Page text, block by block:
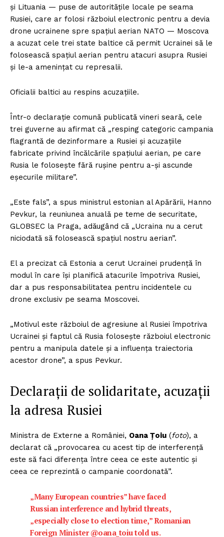
și Lituania — puse de autoritățile locale pe seama
Rusiei, care ar folosi războiul electronic pentru a devia
drone ucrainene spre spațiul aerian NATO — Moscova
a acuzat cele trei state baltice că permit Ucrainei să le
folosească spațiul aerian pentru atacuri asupra Rusiei
și le-a amenințat cu represalii.
Oficialii baltici au respins acuzațiile.
Într-o declarație comună publicată vineri seară, cele
trei guverne au afirmat că „resping categoric campania
flagrantă de dezinformare a Rusiei și acuzațiile
fabricate privind încălcările spațiului aerian, pe care
Rusia le folosește fără rușine pentru a-și ascunde
eșecurile militare”.
„Este fals”, a spus ministrul estonian al Apărării, Hanno
Pevkur, la reuniunea anuală pe teme de securitate,
GLOBSEC la Praga, adăugând că „Ucraina nu a cerut
niciodată să folosească spațiul nostru aerian”.
El a precizat că Estonia a cerut Ucrainei prudență în
modul în care își planifică atacurile împotriva Rusiei,
dar a pus responsabilitatea pentru incidentele cu
drone exclusiv pe seama Moscovei.
„Motivul este războiul de agresiune al Rusiei împotriva
Ucrainei și faptul că Rusia folosește războiul electronic
pentru a manipula datele și a influența traiectoria
acestor drone”, a spus Pevkur.
Declarații de solidaritate, acuzații
la adresa Rusiei
Ministra de Externe a României, Oana Țoiu (foto), a
declarat că „provocarea cu acest tip de interferență
este să faci diferența între ceea ce este autentic și
ceea ce reprezintă o campanie coordonată”.
„Many European countries” have faced
Russian interference and hybrid threats,
„especially close to election time,” Romanian
Foreign Minister@oana_toiutold us.